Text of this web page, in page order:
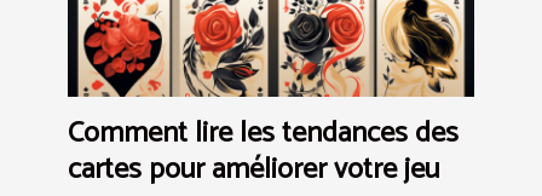
Comment lire les tendances des
cartes pour améliorer votre jeu